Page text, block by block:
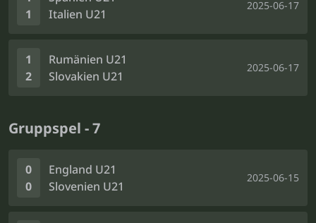
1
Italien U21
2025-06-17
1
2
Rumänien U21
Slovakien U21
2025-06-17
Gruppspel - 7
0
0
England U21
Slovenien U21
2025-06-15